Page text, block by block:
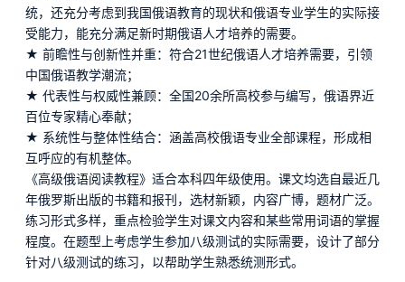
统，还充分考虑到我国俄语教育的现状和俄语专业学生的实际接
受能力，能充分满足新时期俄语人才培养的需要。
★ 前瞻性与创新性并重：符合21世纪俄语人才培养需要，引领
中国俄语教学潮流；
★ 代表性与权威性兼顾：全国20余所高校参与编写，俄语界近
百位专家精心奉献；
★ 系统性与整体性结合：涵盖高校俄语专业全部课程，形成相
互呼应的有机整体。
《高级俄语阅读教程》适合本科四年级使用。课文均选自最近几
年俄罗斯出版的书籍和报刊，选材新颖，内容广博，题材广泛。
练习形式多样，重点检验学生对课文内容和某些常用词语的掌握
程度。在题型上考虑学生参加八级测试的实际需要，设计了部分
针对八级测试的练习，以帮助学生熟悉统测形式。